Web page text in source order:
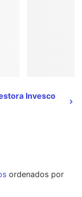
Invesco
ordenados por